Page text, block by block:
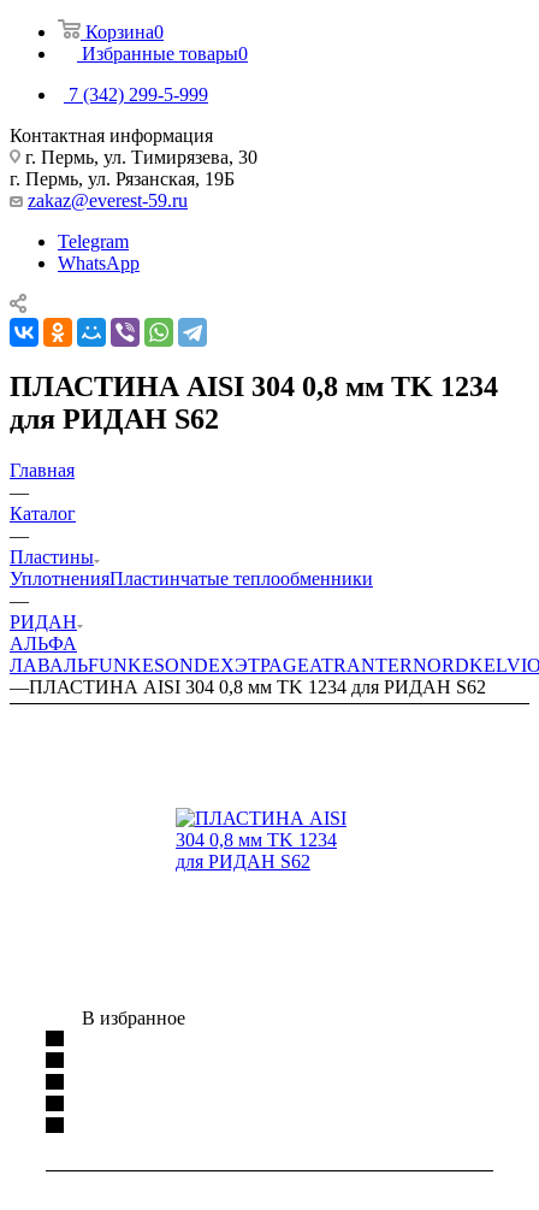
Корзина0
Избранные товары0
7 (342) 299-5-999
Контактная информация
г. Пермь, ул. Тимирязева, 30
г. Пермь, ул. Рязанская, 19Б
zakaz@everest-59.ru
Telegram
WhatsApp
ПЛАСТИНА AISI 304 0,8 мм TK 1234
для РИДАН S62
Главная
—
Каталог
—
Пластины
УплотненияПластинчатые теплообменники
—
РИДАН
АЛЬФА
ЛАВАЛЬFUNKESONDEXЭТРАGEATRANTERNORD
—ПЛАСТИНА AISI 304 0,8 мм TK 1234 для РИДАН S62
В избранное